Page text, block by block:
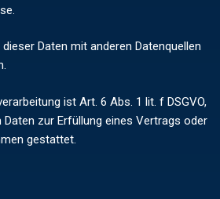
Daten mit anderen Datenquellen
ist Art. 6 Abs. 1 lit. f DSGVO,
zur Erfüllung eines Vertrags oder
gestattet.